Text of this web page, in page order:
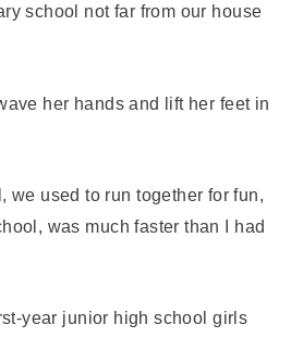
school not far from our house
her hands and lift her feet in
we used to run together for fun,
was much faster than I had
year junior high school girls